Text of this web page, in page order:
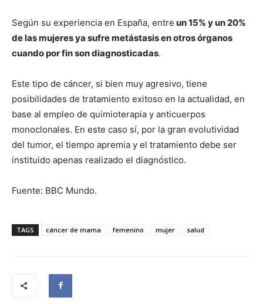
Según su experiencia en España, entre un 15% y un 20%
de las mujeres ya sufre metástasis en otros órganos
cuando por fin son diagnosticadas.
Este tipo de cáncer, si bien muy agresivo, tiene
posibilidades de tratamiento exitoso en la actualidad, en
base al empleo de quimioterapia y anticuerpos
monoclonales. En este caso sí, por la gran evolutividad
del tumor, el tiempo apremia y el tratamiento debe ser
instituido apenas realizado el diagnóstico.
Fuente: BBC Mundo.
TAGS cáncer de mama femenino mujer salud